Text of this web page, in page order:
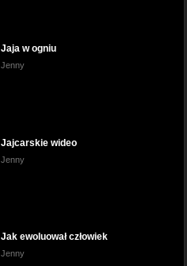
Jaja w ogniu
Jenny
Jajcarskie wideo
Jenny
Jak ewoluował człowiek
Jenny